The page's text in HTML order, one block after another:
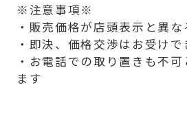
※注意事項※
・販売価格が店頭表示と異
・即決、価格交渉はお受け
・お電話での取り置きも不
ます